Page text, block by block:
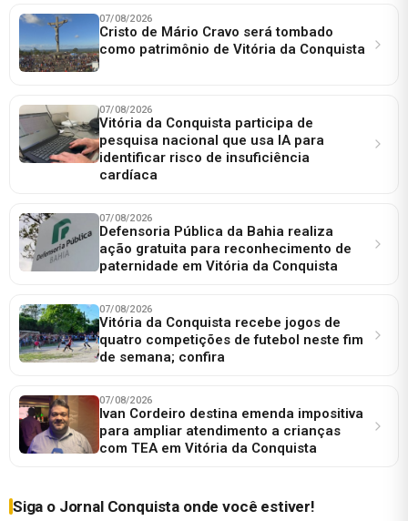
07/08/2026
Cristo de Mário Cravo será tombado
como patrimônio de Vitória da Conquista
07/08/2026
Vitória da Conquista participa de
pesquisa nacional que usa IA para
identificar risco de insuficiência
cardíaca
07/08/2026
Defensoria Pública da Bahia realiza
ação gratuita para reconhecimento de
paternidade em Vitória da Conquista
07/08/2026
Vitória da Conquista recebe jogos de
quatro competições de futebol neste fim
de semana; confira
07/08/2026
Ivan Cordeiro destina emenda impositiva
para ampliar atendimento a crianças
com TEA em Vitória da Conquista
Siga o Jornal Conquista onde você estiver!